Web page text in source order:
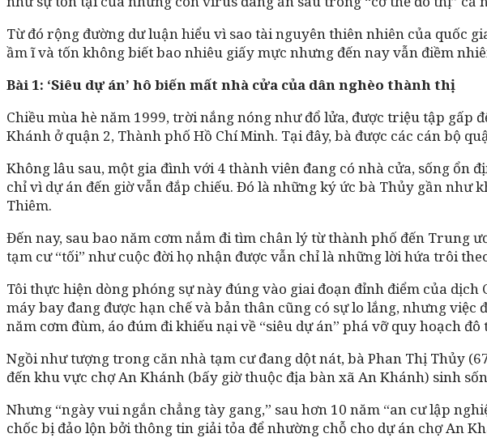
Từ đó rộng đường dư luận hiểu vì sao tài nguyên thiên nhiên của quốc
ầm ĩ và tốn không biết bao nhiêu giấy mực nhưng đến nay vẫn điềm
Bài 1: ‘Siêu dự án’ hô biến mất nhà cửa của dân nghèo thành thị
Chiều mùa hè năm 1999, trời nắng nóng như đổ lửa, được triệu tập gấp
Khánh ở quận 2, Thành phố Hồ Chí Minh. Tại đây, bà được các cán bộ
Không lâu sau, một gia đình với 4 thành viên đang có nhà cửa, sống ổn
chỉ vì dự án đến giờ vẫn đắp chiếu. Đó là những ký ức bà Thủy gần
Thiêm.
Đến nay, sau bao năm cơm nắm đi tìm chân lý từ thành phố đến Trung
tạm cư “tối” như cuộc đời họ nhận được vẫn chỉ là những lời hứa trôi
Tôi thực hiện dòng phóng sự này đúng vào giai đoạn đỉnh điểm của
máy bay đang được hạn chế và bản thân cũng có sự lo lắng, nhưng
năm cơm đùm, áo đúm đi khiếu nại về “siêu dự án” phá vỡ quy hoạch
Ngồi như tượng trong căn nhà tạm cư đang dột nát, bà Phan Thị Thủy
đến khu vực chợ An Khánh (bấy giờ thuộc địa bàn xã An Khánh) sinh
Nhưng “ngày vui ngắn chẳng tày gang,” sau hơn 10 năm “an cư lập
chốc bị đảo lộn bởi thông tin giải tỏa để nhường chỗ cho dự án chợ An